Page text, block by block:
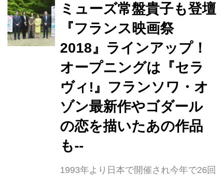
務めた常盤貴子さんが開会を宣言。
『万引き家族』でカンヌ国際映画祭・
パルムドールに輝いた是枝裕和監督、
本映画祭 特別協賛である日産自動車
カルロス・ゴーン会長もお祝いに駆け
つけて下さいました。 満員となったオ
ープニング作品『セラヴィ!』(7/6 より
全国公開) 上映を皮切りに、日本未公
開...
ミューズ常盤貴子も登壇
『フランス映画祭
2018』ラインアップ！
オープニングは『セラ
ヴィ!』フランソワ・オ
ゾン最新作やゴダール
の恋を描いたあの作品
も--
1993年より日本で開催され今年で26回